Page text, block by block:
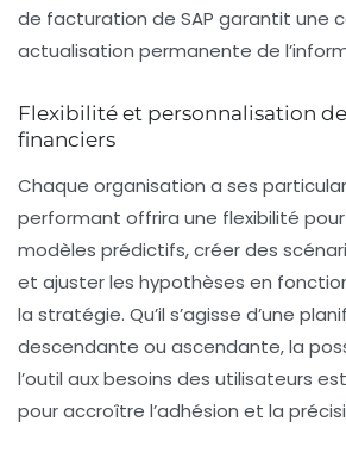
de facturation de SAP garantit une
actualisation permanente de
Flexibilité et personnalisation
financiers
Chaque organisation a ses
performant offrira une flexibilité
modèles prédictifs, créer des
et ajuster les hypothèses en
la stratégie. Qu’il s’agisse d’une
descendante ou ascendante, la
l’outil aux besoins des utilisateurs
pour accroître l’adhésion et la